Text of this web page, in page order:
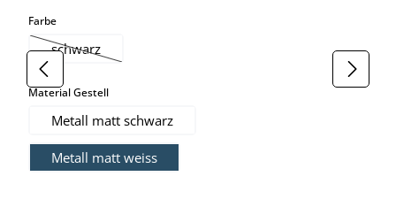
Farbeauswählen
schwarz
(Diese Option ist zurzeit nicht verfügbar.)
Material Gestellauswählen
Metall matt schwarz
Metall matt weiss